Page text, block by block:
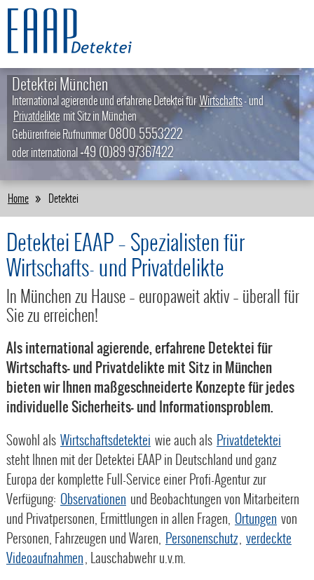
Detektei München
International agierende und erfahrene Detektei für Wirtschafts- und
Privatdelikte mit Sitz in München
Gebürenfreie Rufnummer0800 5553222
oder international+49 (0)89 97367422
Home Detektei
Detektei EAAP – Spezialisten für
Wirtschafts- und Privatdelikte
In München zu Hause – europaweit aktiv – überall für
Sie zu erreichen!
Als international agierende, erfahrene Detektei für
Wirtschafts- und Privatdelikte mit Sitz in München
bieten wir Ihnen maßgeschneiderte Konzepte für jedes
individuelle Sicherheits- und Informationsproblem.
Sowohl als Wirtschaftsdetektei wie auch als Privatdetektei
steht Ihnen mit der Detektei EAAP in Deutschland und ganz
Europa der komplette Full-Service einer Profi-Agentur zur
Verfügung: Observationen und Beobachtungen von Mitarbeitern
und Privatpersonen, Ermittlungen in allen Fragen, Ortungen von
Personen, Fahrzeugen und Waren, Personenschutz, verdeckte
Videoaufnahmen, Lauschabwehr u.v.m.